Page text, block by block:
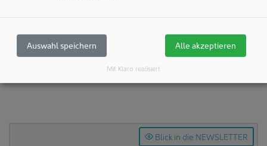
Blick in die NEWSLETTER
Auswahl speichern Alle akzeptieren
Mit Klaro realisiert